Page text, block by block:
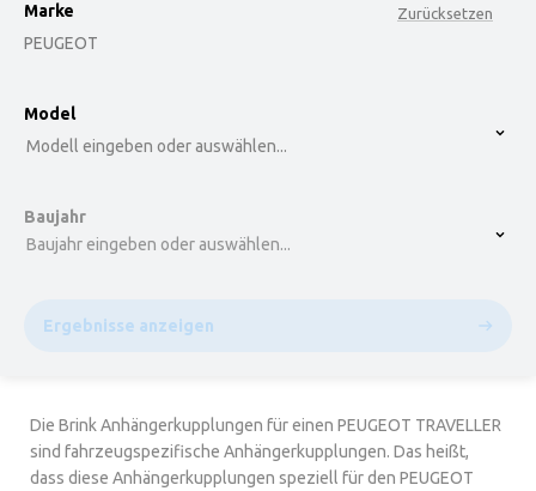
Zurücksetzen
Marke
PEUGEOT
option , selected.
Model
Modell eingeben oder auswählen...
Baujahr
Baujahr eingeben oder auswählen...
Ergebnisse anzeigen
Die Brink Anhängerkupplungen für einen PEUGEOT TRAVELLER
sind fahrzeugspezifische Anhängerkupplungen. Das heißt,
dass diese Anhängerkupplungen speziell für den PEUGEOT